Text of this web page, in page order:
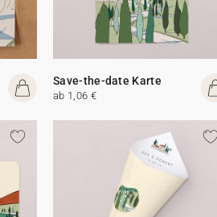
Save-the-date Karte
ab 1,06 €